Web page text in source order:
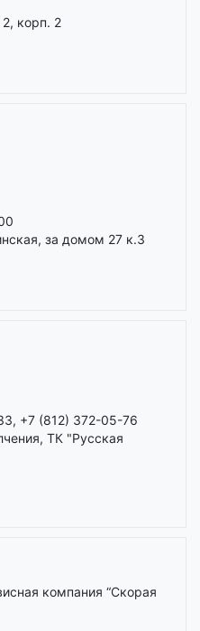
корп. 2
за домом 27 к.3
+7 (812) 372-05-76
ТК "Русская
компания “Скорая